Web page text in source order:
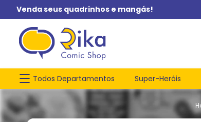
Venda seus quadrinhos e mangás!
Todos Departamentos Super-Heróis